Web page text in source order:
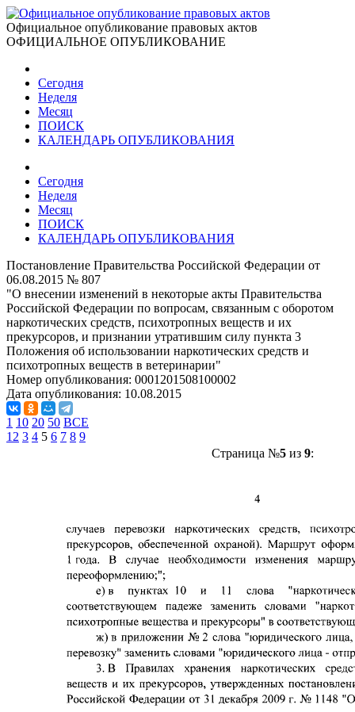
Официальное опубликование правовых актов
ОФИЦИАЛЬНОЕ ОПУБЛИКОВАНИЕ
Сегодня
Неделя
Месяц
ПОИСК
КАЛЕНДАРЬ ОПУБЛИКОВАНИЯ
Сегодня
Неделя
Месяц
ПОИСК
КАЛЕНДАРЬ ОПУБЛИКОВАНИЯ
Постановление Правительства Российской Федерации от
06.08.2015 № 807
"О внесении изменений в некоторые акты Правительства
Российской Федерации по вопросам, связанным с оборотом
наркотических средств, психотропных веществ и их
прекурсоров, и признании утратившим силу пункта 3
Положения об использовании наркотических средств и
психотропных веществ в ветеринарии"
Номер опубликования: 0001201508100002
Дата опубликования: 10.08.2015
1 10 20 50 ВСЕ
1 2 3 4 5 6 7 8 9
Страница №5из 9: